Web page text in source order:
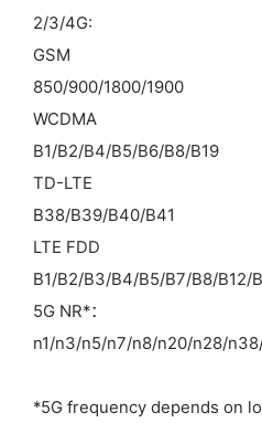
2/3/4G:
GSM
850/900/1800/1900
WCDMA
B1/B2/B4/B5/B6/B8/B19
TD-LTE
B38/B39/B40/B41
LTE FDD
B1/B2/B3/B4/B5/B7/B8/B12/
5G NR*：
n1/n3/n5/n7/n8/n20/n28/
*5G frequency depends on